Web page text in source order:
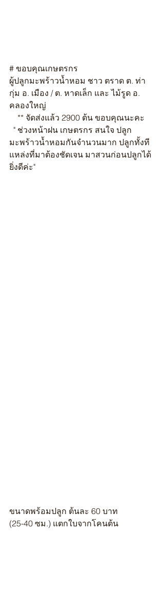
# ขอบคุณเกษตรกร
ผู้ปลูกมะพร้าวน้ำหอม ชาว ตราด ต. ท่า
กุ่ม อ. เมือง / ต. หาดเล็ก และ ไม้รูด อ.
คลองใหญ่
    ** จัดส่งแล้ว 2900 ต้น ขอบคุณนะคะ
มะพร้าวน้ำหอมกันจำนวนมาก ปลูกทั้งที
แหล่งที่มาต้องชัดเจน มาสวนก่อนปลูกได้
ยิ่งดีค่ะ"
ขนาดพร้อมปลูก ต้นละ 60 บาท
(25-40 ซม.) แตกใบจากโคนต้น